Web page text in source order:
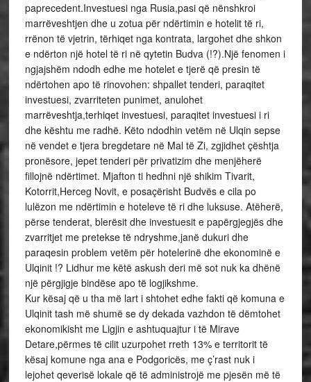
paprecedent.Investuesi nga Rusia,pasi që nënshkroi
marrëveshtjen dhe u zotua për ndërtimin e hotelit të ri,
rrënon të vjetrin, tërhiqet nga kontrata, largohet dhe shkon
e ndërton një hotel të ri në qytetin Budva (!?).Një fenomen i
ngjajshëm ndodh edhe me hotelet e tjerë që presin të
ndërtohen apo të rinovohen: shpallet tenderi, paraqitet
investuesi, zvarriteten punimet, anulohet
marrëveshtja,terhiqet investuesi, paraqitet investuesi i ri
dhe kështu me radhë. Këto ndodhin vetëm në Ulqin sepse
në vendet e tjera bregdetare në Mal të Zi, zgjidhet çështja
pronësore, jepet tenderi për privatizim dhe menjëherë
fillojnë ndërtimet. Mjafton ti hedhni një shikim Tivarit,
Kotorrit,Herceg Novit, e posaçërisht Budvës e cila po
lulëzon me ndërtimin e hoteleve të ri dhe luksuse. Atëherë,
përse tenderat, blerësit dhe investuesit e papërgjegjës dhe
zvarritjet me pretekse të ndryshme,janë dukuri dhe
paraqesin problem vetëm për hotelerinë dhe ekonominë e
Ulqinit !? Lidhur me këtë askush deri më sot nuk ka dhënë
një përgjigje bindëse apo të logjikshme.
Kur kësaj që u tha më lart i shtohet edhe fakti që komuna e
Ulqinit tash më shumë se dy dekada vazhdon të dëmtohet
ekonomikisht me Ligjin e ashtuquajtur i të Mirave
Detare,përmes të cilit uzurpohet rreth 13% e territorit të
kësaj komune nga ana e Podgoricës, me ç’rast nuk i
lejohet qeverisë lokale që të administrojë me pjesën më të